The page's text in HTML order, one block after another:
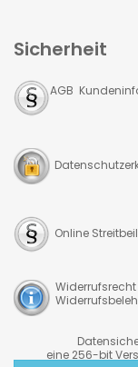
Sicherheit
AGB
Online
Widerrufsrecht
eine 256-bit